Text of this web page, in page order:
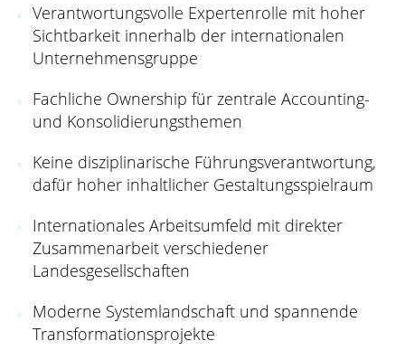
Verantwortungsvolle Expertenrolle mit hoher
Sichtbarkeit innerhalb der internationalen
Unternehmensgruppe
Fachliche Ownership für zentrale Accounting-
und Konsolidierungsthemen
Keine disziplinarische Führungsverantwortung,
dafür hoher inhaltlicher Gestaltungsspielraum
Internationales Arbeitsumfeld mit direkter
Zusammenarbeit verschiedener
Landesgesellschaften
Moderne Systemlandschaft und spannende
Transformationsprojekte